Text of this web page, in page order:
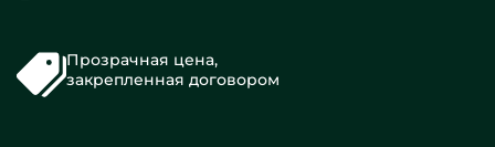
Прозрачная цена,
закрепленная договором